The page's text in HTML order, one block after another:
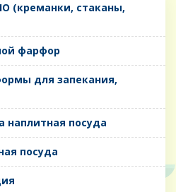
(креманки, стаканы,
фарфор
для запекания,
наплитная посуда
посуда